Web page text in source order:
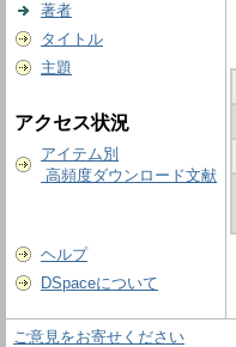
著者
タイトル
主題
アクセス状況
アイテム別
高頻度ダウンロード文献
ヘルプ
DSpaceについて
ご意見をお寄せください